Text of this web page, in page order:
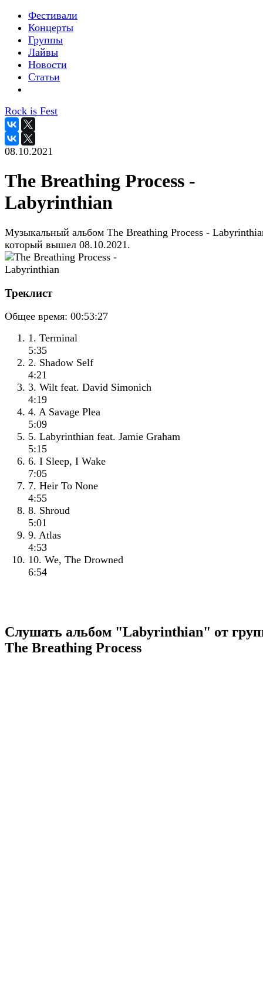
Фестивали
Концерты
Группы
Лайвы
Новости
Статьи
Rock is Fest
08.10.2021
The Breathing Process -
Labyrinthian
Музыкальный альбом The Breathing Process -
который вышел 08.10.2021.
Треклист
Общее время: 00:53:27
1. Terminal
5:35
2. Shadow Self
4:21
3. Wilt feat. David Simonich
4:19
4. A Savage Plea
5:09
5. Labyrinthian feat. Jamie Graham
5:15
6. I Sleep, I Wake
7:05
7. Heir To None
4:55
8. Shroud
5:01
9. Atlas
4:53
10. We, The Drowned
6:54
Слушать альбом "Labyrinthian" от
The Breathing Process